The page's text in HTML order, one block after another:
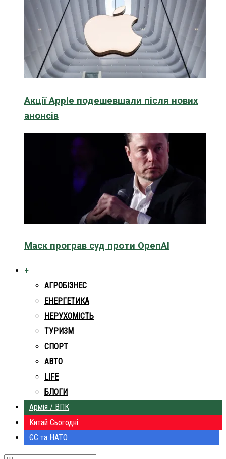
Акції Apple подешевшали після нових
анонсів
Маск програв суд проти OpenAI
+
АГРОБІЗНЕС
ЕНЕРГЕТИКА
НЕРУХОМІСТЬ
ТУРИЗМ
СПОРТ
АВТО
LIFE
БЛОГИ
Армія / ВПК
Китай Сьогодні
ЄС та НАТО